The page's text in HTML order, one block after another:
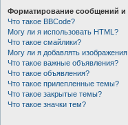
Форматирование сообщений и
Что такое BBCode?
Могу ли я использовать HTML?
Что такое смайлики?
Могу ли я добавлять
Что такое важные объявления?
Что такое объявления?
Что такое прилепленные темы?
Что такое закрытые темы?
Что такое значки тем?